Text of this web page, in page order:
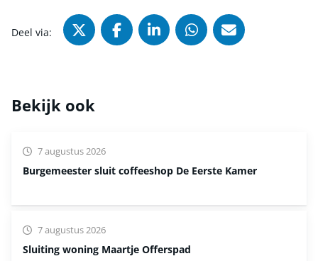
Deel via: Deel via X (Twitter), opent in
Deel via Facebook, opent
Deel via LinkedIn,
Deel viaDeel via
Bekijk ook
Burgemeester sluit coffeeshop De Eerste Kamer
7 augustus 2026
Sluiting woning Maartje Offerspad
7 augustus 2026